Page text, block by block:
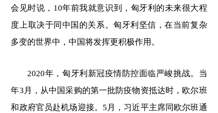
会见时说，10年前我就意识到，匈牙利的未来很大程
度上取决于同中国的关系。匈牙利坚信，在当前复杂
多变的世界中，中国将发挥更积极作用。
2020年，匈牙利新冠疫情防控面临严峻挑战。当
年3月，从中国采购的第一批防疫物资抵达时，欧尔班
和政府官员赴机场迎接。5月，习近平主席同欧尔班通